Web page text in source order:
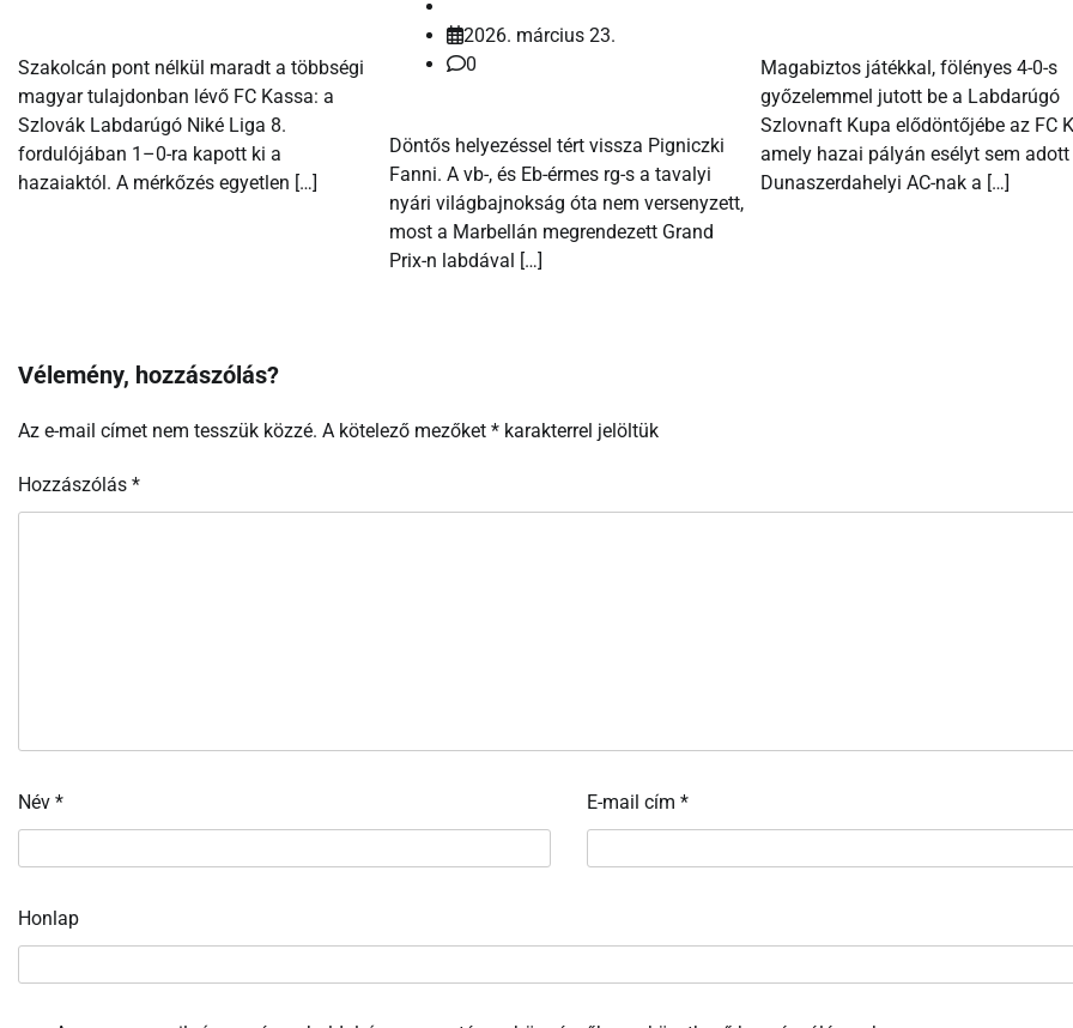
Szakolcán pont nélkül maradt a többségi
magyar tulajdonban lévő FC Kassa: a
Szlovák Labdarúgó Niké Liga 8.
fordulójában 1–0-ra kapott ki a
hazaiaktól. A mérkőzés egyetlen […]
2026. március 23.
0
Döntős helyezéssel tért vissza Pigniczki
Fanni. A vb-, és Eb-érmes rg-s a tavalyi
nyári világbajnokság óta nem versenyzett,
most a Marbellán megrendezett Grand
Prix-n labdával […]
Magabiztos játékkal, fölényes 4-0-s
győzelemmel jutott be a Labdarúgó
Szlovnaft Kupa elődöntőjébe az FC
amely hazai pályán esélyt sem adott
Dunaszerdahelyi AC-nak a […]
Vélemény, hozzászólás?
Az e-mail címet nem tesszük közzé. A kötelező mezőket * karakterrel jelöltük
Hozzászólás *
Név * E-mail cím *
Honlap